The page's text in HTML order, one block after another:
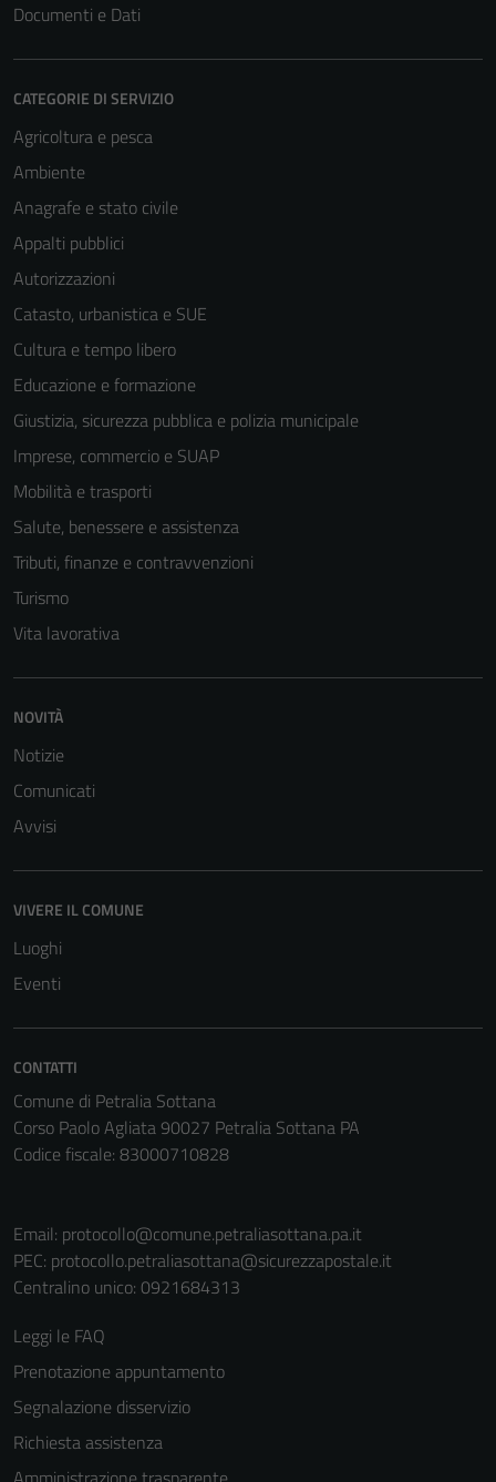
Documenti e Dati
CATEGORIE DI SERVIZIO
Agricoltura e pesca
Ambiente
Anagrafe e stato civile
Appalti pubblici
Autorizzazioni
Catasto, urbanistica e SUE
Cultura e tempo libero
Educazione e formazione
Giustizia, sicurezza pubblica e polizia municipale
Imprese, commercio e SUAP
Mobilità e trasporti
Salute, benessere e assistenza
Tributi, finanze e contravvenzioni
Turismo
Vita lavorativa
NOVITÀ
Notizie
Comunicati
Avvisi
VIVERE IL COMUNE
Luoghi
Eventi
CONTATTI
Comune di Petralia Sottana
Corso Paolo Agliata 90027 Petralia Sottana PA
Codice fiscale: 83000710828
Email: protocollo@comune.petraliasottana.pa.it
PEC: protocollo.petraliasottana@sicurezzapostale.it
Centralino unico: 0921684313
Leggi le FAQ
Prenotazione appuntamento
Segnalazione disservizio
Richiesta assistenza
possono
personali.